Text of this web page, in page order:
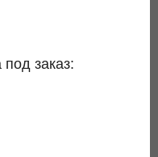
заказ: